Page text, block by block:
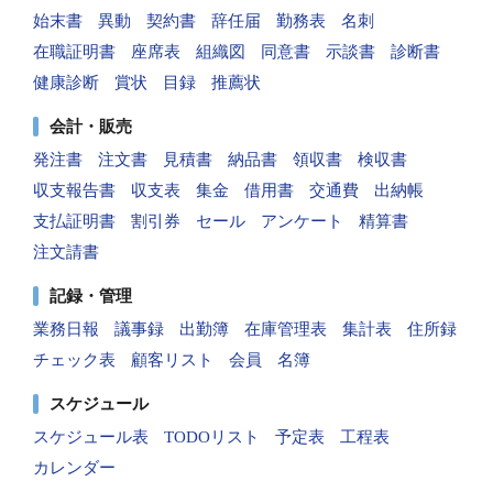
始末書
異動 契約書 辞任届 勤務表
名刺
在職証明書
座席表 組織図 同意書 示談書
診断書
健康診断
賞状 目録 推薦状
会計・販売
発注書
注文書 見積書 納品書 領収書
検収書
収支報告書
収支表 集金 借用書 交通費
出納帳
支払証明書
割引券 セール アンケート
精算書
注文請書
記録・管理
業務日報
議事録 出勤簿 在庫管理表 集計表
住所録
チェック表
顧客リスト 会員 名簿
スケジュール
スケジュール表
TODOリスト 予定表
工程表
カレンダー